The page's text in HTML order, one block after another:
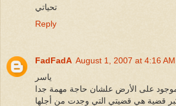
تحياتي
Reply
FadFadA August 1, 2007 at 4:16 AM
ياسر
موجود على الأرض علشان حاجة مهمة جدا
قضية هي قضيتي التي وجدت من أجلها